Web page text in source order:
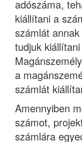
adószáma,
kiállítani a
számlát
tudjuk
a
számlát
Amennyiben
számot,
számlára